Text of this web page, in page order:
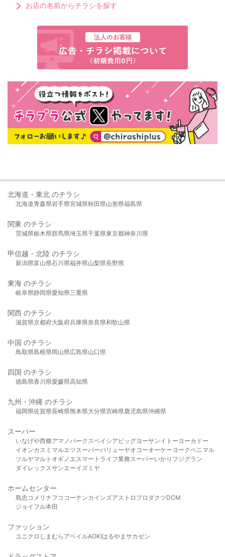
お店の名前からチラシを探す
北海道・東北 のチラシ
北海道青森県岩手県宮城県秋田県山形県福島県
関東 のチラシ
茨城県栃木県群馬県埼玉県千葉県東京都神奈川県
甲信越・北陸 のチラシ
新潟県富山県石川県福井県山梨県長野県
東海 のチラシ
岐阜県静岡県愛知県三重県
関西 のチラシ
滋賀県京都府大阪府兵庫県奈良県和歌山県
中国 のチラシ
鳥取県島根県岡山県広島県山口県
四国 のチラシ
徳島県香川県愛媛県高知県
九州・沖縄 のチラシ
福岡県佐賀県長崎県熊本県大分県宮崎県鹿児島県沖縄県
スーパー
いなげや西條アマノパークスベイシア ビッグヨーサンイトーヨーカドー
イオンカスミ マルエツスーパーバリューヤオコーオーケー ヨークベニマル
ツルヤマルト オギノ エスマート ライフ業務スーパーいかり フジグラン
ダイレックスサンエーイズミヤ
ホームセンター
島忠 コメリ ナフコ コーナンカインズアストロプロダクツDCM
ジョイフル本田
ファッション
ユニクロ しまむら アベイルAOKIはるやま サカゼン